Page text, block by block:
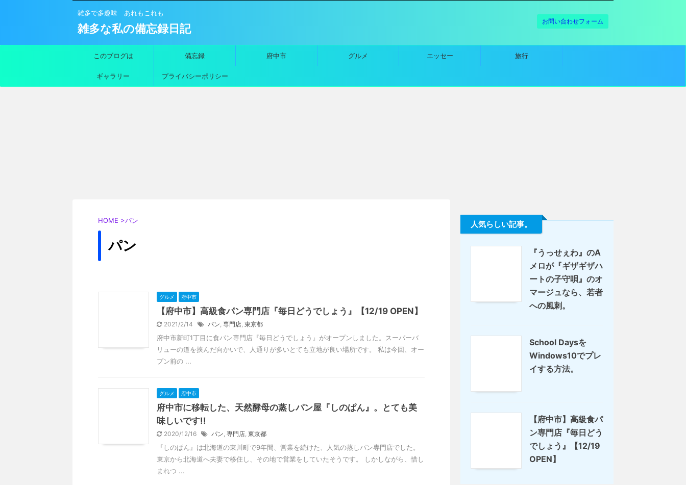
雑多で多趣味 あれもこれも
雑多な私の備忘録日記
お問い合わせフォーム
このブログは 備忘録 府中市 グルメ エッセー 旅行
ギャラリー プライバシーポリシー
HOME >パン
パン
グルメ 府中市
【府中市】高級食パン専門店『毎日どうでしょう』【12/19 OPEN】
2021/2/14 パン, 専門店, 東京都
府中市新町1丁目に食パン専門店『毎日どうでしょう』がオープンしました。スーパーバ
リューの道を挟んだ向かいで、人通りが多いとても立地が良い場所です。 私は今回、オー
プン前の ...
グルメ 府中市
府中市に移転した、天然酵母の蒸しパン屋『しのぱん』。とても美
味しいです!!
2020/12/16 パン, 専門店, 東京都
『しのぱん』は北海道の東川町で9年間、営業を続けた、人気の蒸しパン専門店でした。
東京から北海道へ夫妻で移住し、その地で営業をしていたそうです。 しかしながら、惜し
まれつ ...
人気らしい記事。
『うっせぇわ』のA
メロが『ギザギザハ
ートの子守唄』のオ
マージュなら、若者
への風刺。
School Daysを
Windows10でプレ
イする方法。
【府中市】高級食パ
ン専門店『毎日どう
でしょう』【12/19
OPEN】